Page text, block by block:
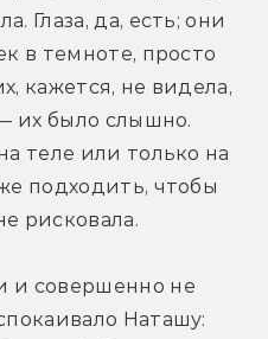
Глаза, да, есть; они
в темноте, просто
кажется, не видела,
их было слышно.
теле или только на
подходить, чтобы
рисковала.
и совершенно не
Наташу: